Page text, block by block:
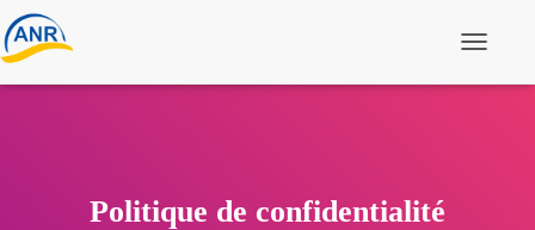
Politique de confidentialité